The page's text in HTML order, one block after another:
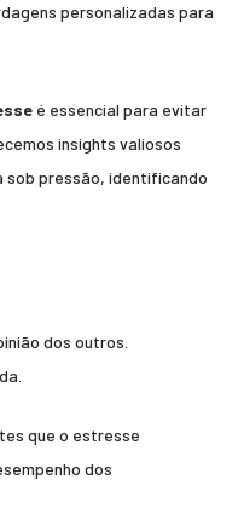
personalizadas para
é essencial para evitar
insights valiosos
sob pressão, identificando
dos outros.
que o estresse
dos